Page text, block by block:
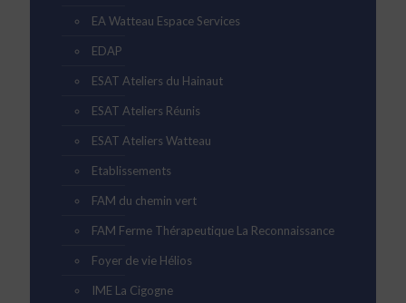
EA Watteau Espace Services
EDAP
ESAT Ateliers du Hainaut
ESAT Ateliers Réunis
ESAT Ateliers Watteau
Etablissements
FAM du chemin vert
FAM Ferme Thérapeutique La Reconnaissance
Foyer de vie Hélios
IME La Cigogne